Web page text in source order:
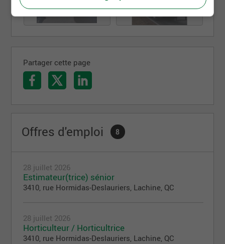
Partager cette page
Offres d'emploi 8
28 juillet 2026
Estimateur(trice) sénior
3410, rue Hormidas-Deslauriers, Lachine, QC
28 juillet 2026
Horticulteur / Horticultrice
3410, rue Hormidas-Deslauriers, Lachine, QC